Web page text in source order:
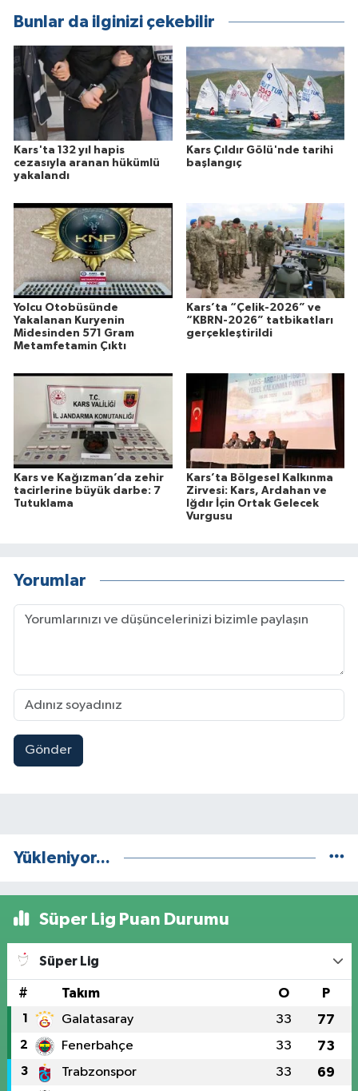
Bunlar da ilginizi çekebilir
Kars'ta 132 yıl hapis
cezasıyla aranan hükümlü
yakalandı
Kars Çıldır Gölü'nde tarihi
başlangıç
Yolcu Otobüsünde
Yakalanan Kuryenin
Midesinden 571 Gram
Metamfetamin Çıktı
Kars’ta “Çelik-2026” ve
“KBRN-2026” tatbikatları
gerçekleştirildi
Kars ve Kağızman’da zehir
tacirlerine büyük darbe: 7
Tutuklama
Kars’ta Bölgesel Kalkınma
Zirvesi: Kars, Ardahan ve
Iğdır İçin Ortak Gelecek
Vurgusu
Yorumlar
Gönder
Yükleniyor...
Süper Lig Puan Durumu
Süper Lig
# Takım O P
1 Galatasaray 33 77
2 Fenerbahçe 33 73
3 Trabzonspor 33 69